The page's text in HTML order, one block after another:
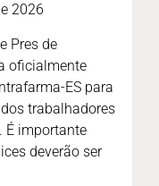
2026
Pres de
oficialmente
ES para
trabalhadores
É importante
deverão ser